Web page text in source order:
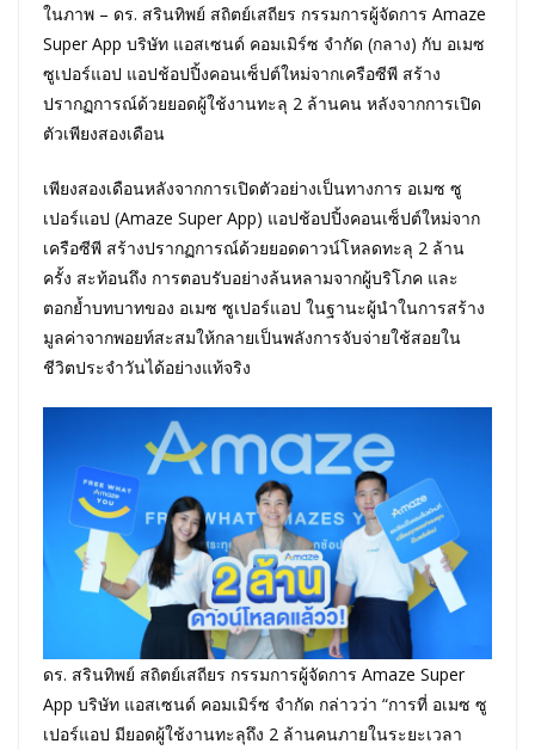
ในภาพ – ดร. สรินทิพย์ สถิตย์เสถียร กรรมการผู้จัดการ Amaze
Super App บริษัท แอสเซนด์ คอมเมิร์ซ จำกัด (กลาง) กับ อเมซ
ซูเปอร์แอป แอปช้อปปิ้งคอนเซ็ปต์ใหม่จากเครือซีพี สร้าง
ปรากฏการณ์ด้วยยอดผู้ใช้งานทะลุ 2 ล้านคน หลังจากการเปิด
ตัวเพียงสองเดือน
เพียงสองเดือนหลังจากการเปิดตัวอย่างเป็นทางการ อเมซ ซู
เปอร์แอป (Amaze Super App) แอปช้อปปิ้งคอนเซ็ปต์ใหม่จาก
เครือซีพี สร้างปรากฏการณ์ด้วยยอดดาวน์โหลดทะลุ 2 ล้าน
ครั้ง สะท้อนถึง การตอบรับอย่างล้นหลามจากผู้บริโภค และ
ตอกย้ำบทบาทของ อเมซ ซูเปอร์แอป ในฐานะผู้นำในการสร้าง
มูลค่าจากพอยท์สะสมให้กลายเป็นพลังการจับจ่ายใช้สอยใน
ชีวิตประจำวันได้อย่างแท้จริง
ดร. สรินทิพย์ สถิตย์เสถียร กรรมการผู้จัดการ Amaze Super
App บริษัท แอสเซนด์ คอมเมิร์ซ จำกัด กล่าวว่า “การที่ อเมซ ซู
เปอร์แอป มียอดผู้ใช้งานทะลุถึง 2 ล้านคนภายในระยะเวลา